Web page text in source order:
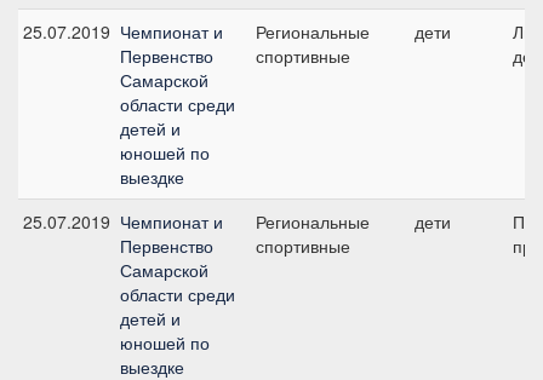
25.07.2019 Чемпионат и
Первенство
Самарской
области среди
детей и
юношей по
выездке
Региональные
спортивные
дети
25.07.2019 Чемпионат и
Первенство
Самарской
области среди
детей и
юношей по
выездке
Региональные
спортивные
дети